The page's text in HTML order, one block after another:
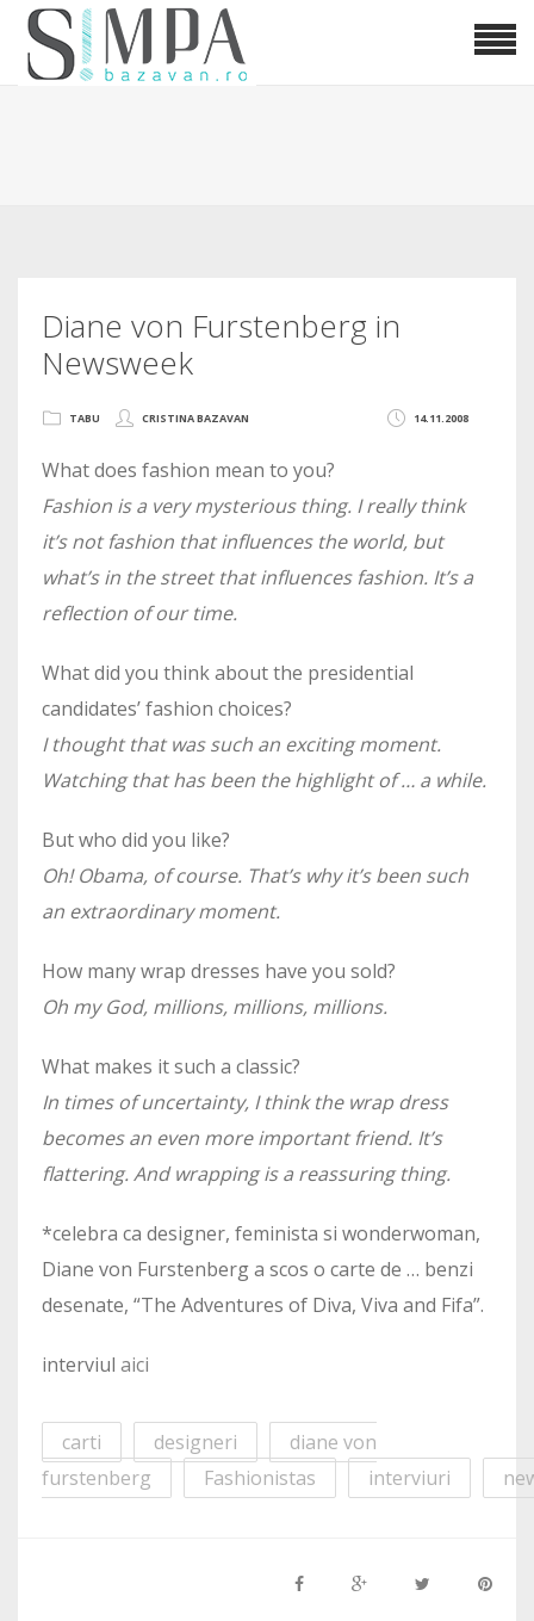
Diane von Furstenberg in
Newsweek
14.11.2008
TABU CRISTINA BAZAVAN
What does fashion mean to you?
Fashion is a very mysterious thing. I really think
it’s not fashion that influences the world, but
what’s in the street that influences fashion. It’s a
reflection of our time.
What did you think about the presidential
candidates’ fashion choices?
I thought that was such an exciting moment.
Watching that has been the highlight of … a while.
But who did you like?
Oh! Obama, of course. That’s why it’s been such
an extraordinary moment.
How many wrap dresses have you sold?
Oh my God, millions, millions, millions.
What makes it such a classic?
In times of uncertainty, I think the wrap dress
becomes an even more important friend. It’s
flattering. And wrapping is a reassuring thing.
*celebra ca designer, feminista si wonderwoman,
Diane von Furstenberg a scos o carte de … benzi
desenate, “The Adventures of Diva, Viva and Fifa”.
interviul aici
carti designeri
diane von
furstenberg
Fashionistas interviuri